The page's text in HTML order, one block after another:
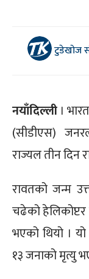
टुडेखोज
नयाँदिल्ली ।
(सीडीएस)
राज्यल तीन दिन
रावतको जन्म
चढेको हेलिकोप्टर
भएको थियो । यो
१३ जनाको मृत्यु